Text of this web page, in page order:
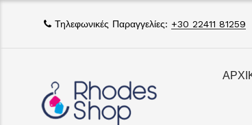
Τηλεφωνικές Παραγγελίες: +30 22411 81259